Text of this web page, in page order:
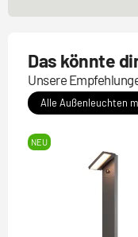
Das könnte
Unsere
Alle Außenleuchten
NEU